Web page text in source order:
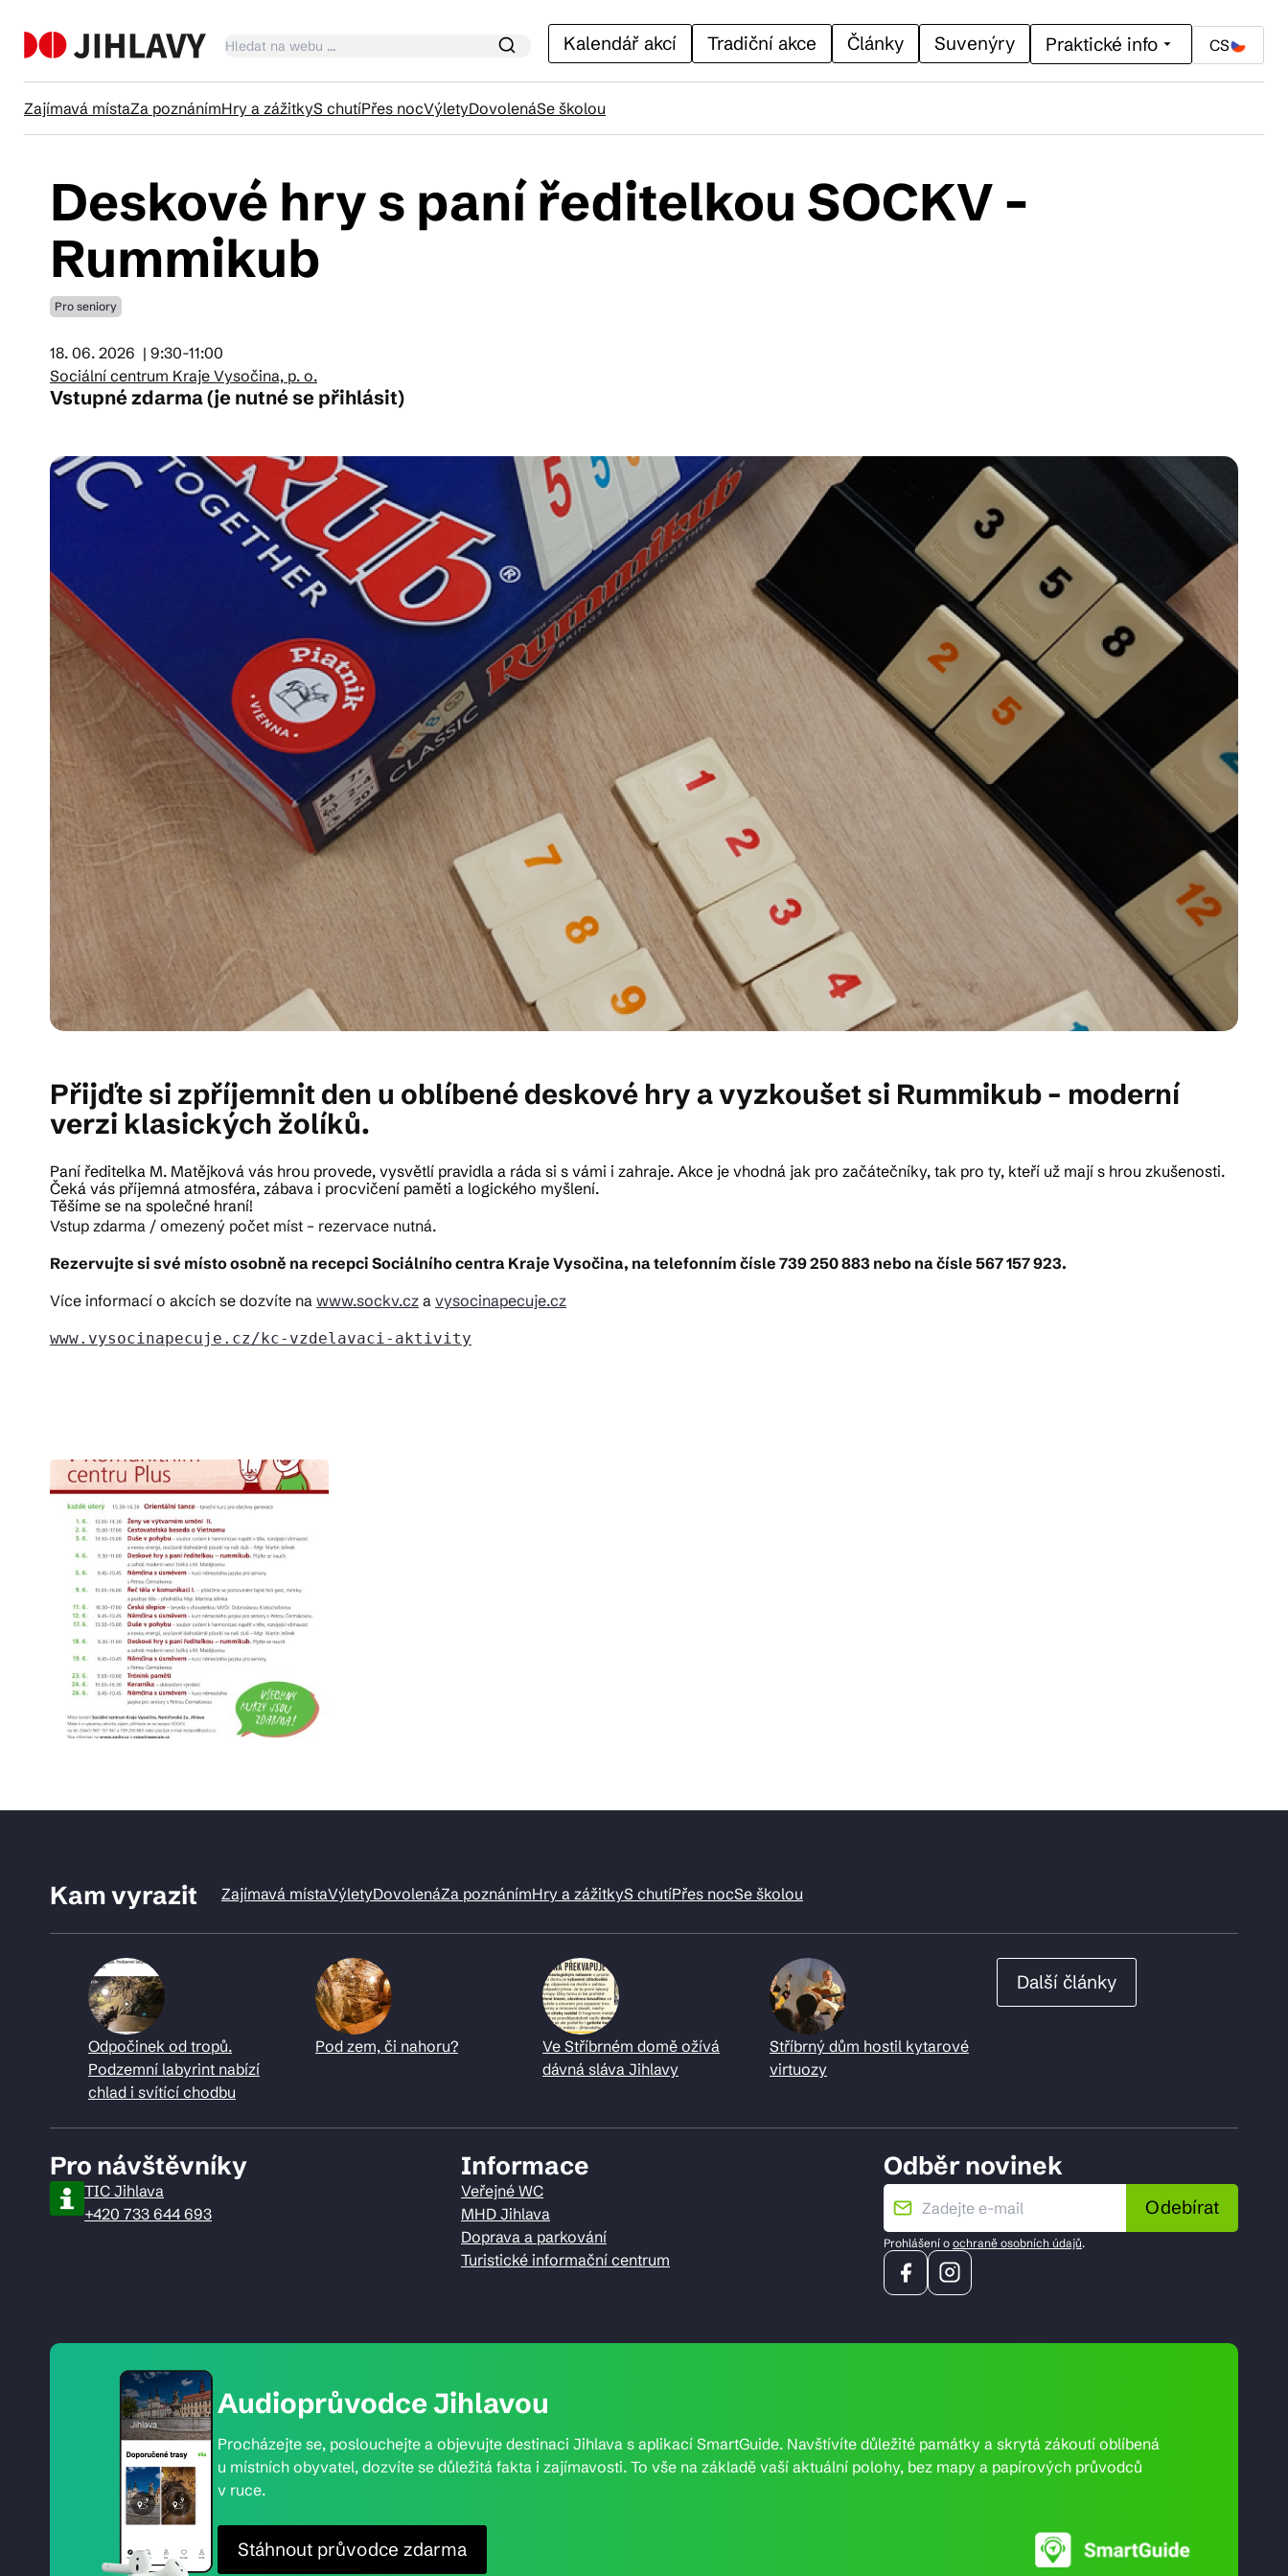
Kalendář akcí Tradiční akce Články Suvenýry Praktické info CS
Zajímavá místaZa poznánímHry a zážitkyS chutíPřes nocVýletyDovolenáSe školou
Kalendář akcí
Kam vyrazit
CS EN DE
© 2026 Brána Jihlavy
Deskové hry s paní ředitelkou SOCKV -
Rummikub
Pro seniory
18. 06. 2026 | 9:30-11:00
Sociální centrum Kraje Vysočina, p. o.
Vstupné zdarma (je nutné se přihlásit)
Přijďte si zpříjemnit den u oblíbené deskové hry a vyzkoušet si Rummikub – moderní
verzi klasických žolíků.
Paní ředitelka M. Matějková vás hrou provede, vysvětlí pravidla a ráda si s vámi i zahraje. Akce je vhodná jak pro začátečníky, tak pro ty, kteří už mají s hrou zkušenosti.
Čeká vás příjemná atmosféra, zábava i procvičení paměti a logického myšlení.
Těšíme se na společné hraní!
Vstup zdarma / omezený počet míst – rezervace nutná.
Rezervujte si své místo osobně na recepci Sociálního centra Kraje Vysočina, na telefonním čísle 739 250 883 nebo na čísle 567 157 923.
Více informací o akcích se dozvíte na www.sockv.cz a vysocinapecuje.cz
www.vysocinapecuje.cz/kc-vzdelavaci-aktivity
Kam vyrazit Zajímavá místaVýletyDovolenáZa poznánímHry a zážitkyS chutíPřes nocSe školou
Odpočinek od tropů.
Podzemní labyrint nabízí
chlad i svítící chodbu
Pod zem, či nahoru?
Ve Stříbrném domě ožívá
dávná sláva Jihlavy
Stříbrný dům hostil kytarové
virtuozy
Další články
Pro návštěvníky
TIC Jihlava
+420 733 644 693
Informace
Veřejné WC
MHD Jihlava
Doprava a parkování
Turistické informační centrum
Odběr novinek
Odebírat
Prohlášení o ochraně osobních údajů.
Audioprůvodce Jihlavou
Procházejte se, poslouchejte a objevujte destinaci Jihlava s aplikací SmartGuide. Navštívíte důležité památky a skrytá zákoutí oblíbená
u místních obyvatel, dozvíte se důležitá fakta i zajímavosti. To vše na základě vaší aktuální polohy, bez mapy a papírových průvodců
v ruce.
Stáhnout průvodce zdarma